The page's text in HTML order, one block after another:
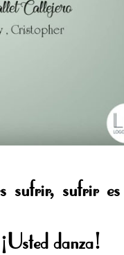
sufrir, sufrir es
danza!